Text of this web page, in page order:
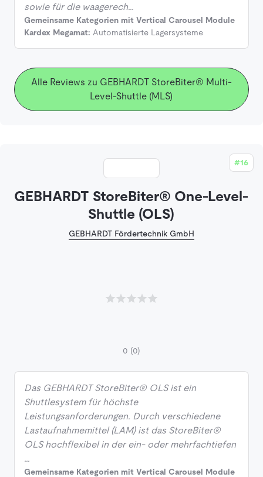
sowie für die waagerech…
Gemeinsame Kategorien mit Vertical Carousel Module
Kardex Megamat: Automatisierte Lagersysteme
Alle Reviews zu GEBHARDT StoreBiter® Multi-
Level-Shuttle (MLS)
#16
GEBHARDT StoreBiter® One-Level-
Shuttle (OLS)
GEBHARDT Fördertechnik GmbH
0 (0)
Das GEBHARDT StoreBiter® OLS ist ein
Shuttlesystem für höchste
Leistungsanforderungen. Durch verschiedene
Lastaufnahmemittel (LAM) ist das StoreBiter®
OLS hochflexibel in der ein- oder mehrfachtiefen
…
Gemeinsame Kategorien mit Vertical Carousel Module